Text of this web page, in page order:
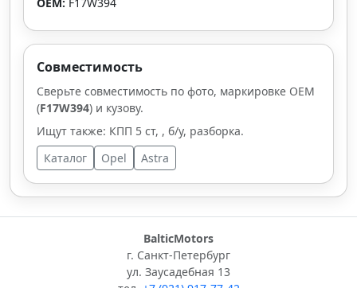
Совместимость
Сверьте совместимость по фото, маркировке OEM
(F17W394) и кузову.
Ищут также: КПП 5 ст, , б/у, разборка.
Каталог
Opel Astra
BalticMotors
г. Санкт-Петербург
ул. Заусадебная 13